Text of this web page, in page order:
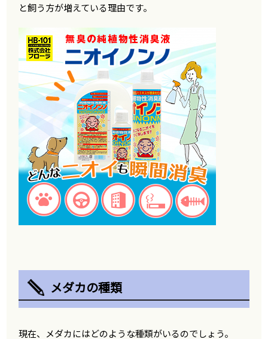
と飼う方が増えている理由です。
メダカの種類
現在、メダカにはどのような種類がいるのでしょう。